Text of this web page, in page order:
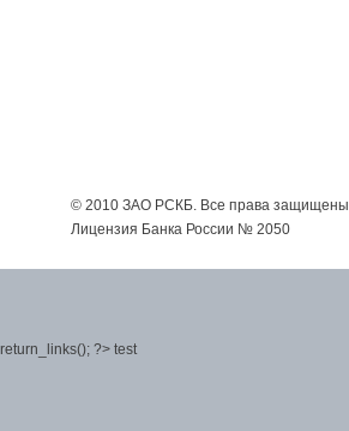
© 2010 ЗАО РСКБ. Все права защищены
Лицензия Банка России № 2050
return_links(); ?> test